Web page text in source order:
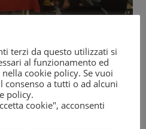
quale futuro? Il
del Cittadino
terzi da questo utilizzati si
al funzionamento ed
cookie policy. Se vuoi
consenso a tutti o ad alcuni
policy.
cookie", acconsenti